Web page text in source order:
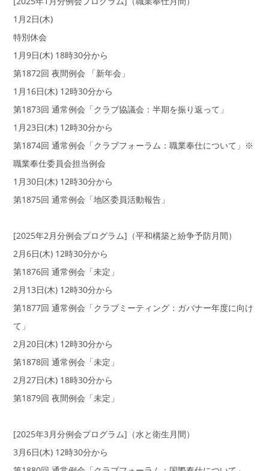
1月2日(木)
特別休会
1月9日(木) 18時30分から
第1872回 夜間例会 「新年会」
1月16日(木) 12時30分から
第1873回 通常例会「クラブ協議会：半期を振り返って」
1月23日(木) 12時30分から
第1874回 通常例会「クラブフォーラム：職業奉仕について」※
職業奉仕委員会担当例会
1月30日(木) 12時30分から
第1875回 通常例会「地区委員活動報告」
[2025年2月分例会プログラム]（平和構築と紛争予防月間）
2月6日(木) 12時30分から
第1876回 通常例会「未定」
2月13日(木) 12時30分から
第1877回 通常例会「クラブミーティング：ガバナー年度に向け
て」
2月20日(木) 12時30分から
第1878回 通常例会「未定」
2月27日(木) 18時30分から
第1879回 夜間例会「未定」
[2025年3月分例会プログラム]（水と衛生月間）
3月6日(木) 12時30分から